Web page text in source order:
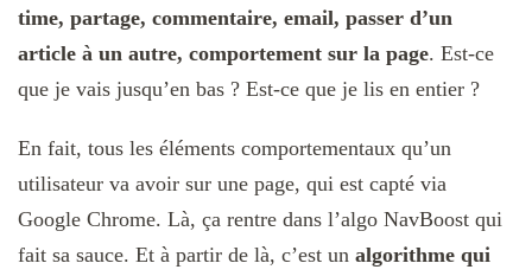
time, partage, commentaire, email, passer d’un
article à un autre, comportement sur la page. Est-ce
que je vais jusqu’en bas ? Est-ce que je lis en entier ?
En fait, tous les éléments comportementaux qu’un
utilisateur va avoir sur une page, qui est capté via
Google Chrome. Là, ça rentre dans l’algo NavBoost qui
fait sa sauce. Et à partir de là, c’est un algorithme qui